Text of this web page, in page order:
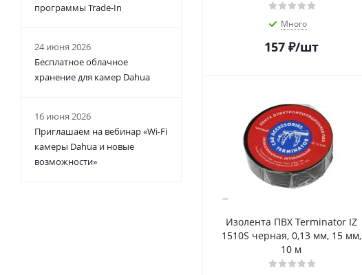
Много
157₽/шт
Изолента ПВХ Terminator IZ
1510S черная, 0,13 мм, 15 мм,
10 м
программы Trade-In
24 июня 2026
Бесплатное облачное
хранение для камер Dahua
16 июня 2026
Приглашаем на вебинар «Wi-Fi
камеры Dahua и новые
возможности»